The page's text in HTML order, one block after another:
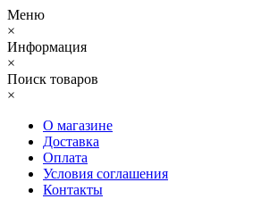
Меню
×
Информация
×
Поиск товаров
×
О магазине
Доставка
Оплата
Условия соглашения
Контакты